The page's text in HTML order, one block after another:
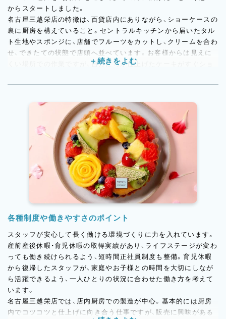
からスタートしました。
名古屋三越栄店の特徴は、百貨店内にありながら、ショーケースの
裏に厨房を構えていること。セントラルキッチンから届いたタル
ト生地やスポンジに、店舗でフルーツをカットし、クリームを合わ
せ、できたての状態で店頭へ並べています。お客様からは見えに
くい場所での作業ですが、自分たちが仕上げたケーキがすぐショ
があります。
富。いちごだけでも複数品種が並ぶことがあり、季節ごとにさま
ざまなフルーツに触れられます。決まった商品を毎日同じように
作るだけではなく、その日の素材や売れ行きに合わせて動きが変
わる、ライブ感のある職場です。
フルーツの知識を深めながら、素材を活かすケーキづくりに関わ
れる。そんなhanafruらしさを、日々感じられる店舗です。
各種制度や働きやすさのポイント
スタッフが安心して長く働ける環境づくりに力を入れています。
産前産後休暇・育児休暇の取得実績があり、ライフステージが変わ
っても働き続けられるよう、短時間正社員制度も整備。育児休暇
から復帰したスタッフが、家庭やお子様との時間を大切にしなが
ら活躍できるよう、一人ひとりの状況に合わせた働き方を考えて
います。
名古屋三越栄店では、店内厨房での製造が中心。基本的には厨房
内でコツコツと仕上げに向き合う仕事ですが、販売に興味がある